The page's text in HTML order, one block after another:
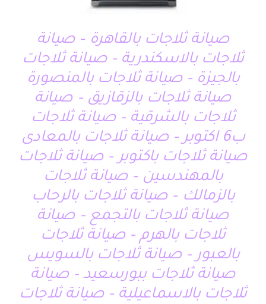
صيانة ثلاجات بالقاهرة – صيانة
ثلاجات بالاسكندرية – صيانة ثلاجات
بالجيزة – صيانة ثلاجات بالمنصورة
صيانة ثلاجات بالزقازيق – صيانة
ثلاجات بالشرقية – صيانة ثلاجات
ب6 اكتوبر – صيانة ثلاجات بالمعادى
صيانة ثلاجات باكتوبر – صيانة ثلاجات
بالمهندسين – صيانة ثلاجات
بالزمالك – صيانة ثلاجات بالرحاب
صيانة ثلاجات بالتجمع – صيانة
ثلاجات بالهرم – صيانة ثلاجات
بالعبور – صيانة ثلاجات بالسويس
صيانة ثلاجات ببورسعيد – صيانة
ثلاجات بالاسماعيلية – صيانة ثلاجات